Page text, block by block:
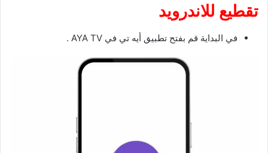
تقطيع للاندرويد
في البداية قم بفتح تطبيق أيه تي في AYA TV .